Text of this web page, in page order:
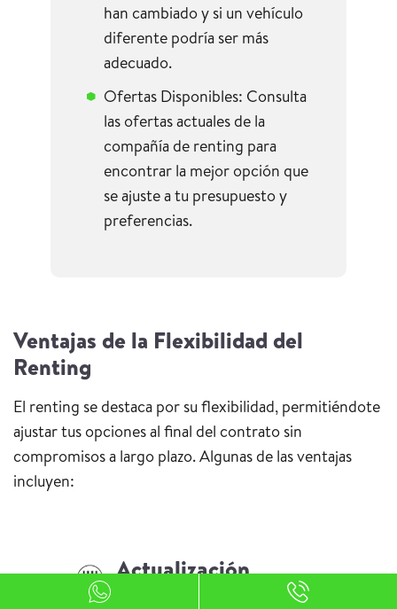
han cambiado y si un vehículo
diferente podría ser más
adecuado.
Ofertas Disponibles: Consulta
las ofertas actuales de la
compañía de renting para
encontrar la mejor opción que
se ajuste a tu presupuesto y
preferencias.
Ventajas de la Flexibilidad del
Renting
El renting se destaca por su flexibilidad, permitiéndote
ajustar tus opciones al final del contrato sin
compromisos a largo plazo. Algunas de las ventajas
incluyen:
Actualización